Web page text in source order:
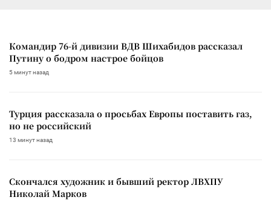
Командир 76-й дивизии ВДВ Шихабидов рассказал
Путину о бодром настрое бойцов
5 минут назад
Турция рассказала о просьбах Европы поставить газ,
но не российский
13 минут назад
Скончался художник и бывший ректор ЛВХПУ
Николай Марков